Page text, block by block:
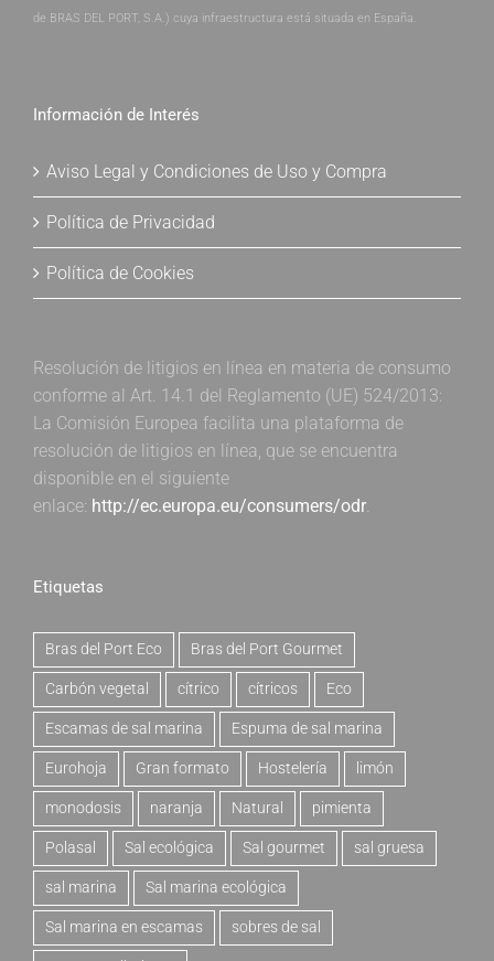
de BRAS DEL PORT, S.A.) cuya infraestructura está situada en España.
Información de Interés
Aviso Legal y Condiciones de Uso y Compra
Política de Privacidad
Política de Cookies
Resolución de litigios en línea en materia de consumo
conforme al Art. 14.1 del Reglamento (UE) 524/2013:
La Comisión Europea facilita una plataforma de
resolución de litigios en línea, que se encuentra
disponible en el siguiente
enlace: http://ec.europa.eu/consumers/odr.
Etiquetas
Bras del Port Eco Bras del Port Gourmet
Carbón vegetal cítrico cítricos Eco
Escamas de sal marina Espuma de sal marina
Eurohoja Gran formato Hostelería limón
monodosis naranja Natural pimienta
Polasal Sal ecológica Sal gourmet sal gruesa
sal marina Sal marina ecológica
Sal marina en escamas sobres de sal